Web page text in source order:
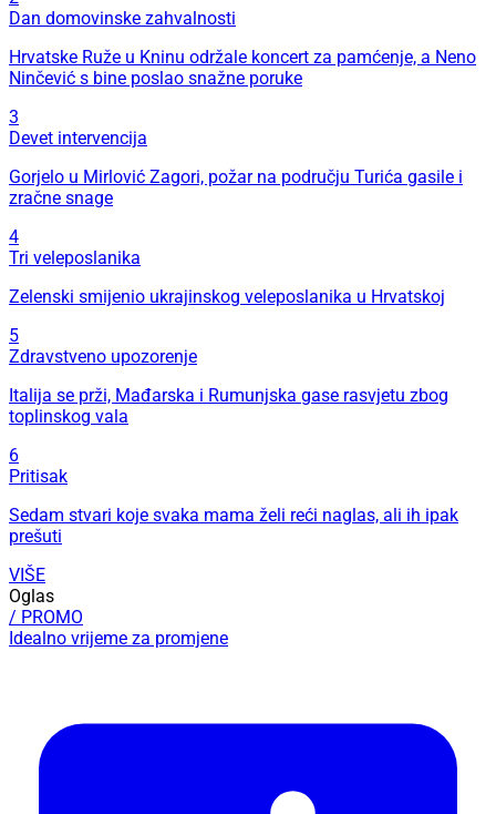
Dan domovinske zahvalnosti
Hrvatske Ruže u Kninu održale koncert za pamćenje, a Neno
Ninčević s bine poslao snažne poruke
3
Devet intervencija
Gorjelo u Mirlović Zagori, požar na području Turića gasile i
zračne snage
4
Tri veleposlanika
Zelenski smijenio ukrajinskog veleposlanika u Hrvatskoj
5
Zdravstveno upozorenje
Italija se prži, Mađarska i Rumunjska gase rasvjetu zbog
toplinskog vala
6
Pritisak
Sedam stvari koje svaka mama želi reći naglas, ali ih ipak
prešuti
VIŠE
Oglas
/ PROMO
Idealno vrijeme za promjene